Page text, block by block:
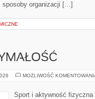
sposoby organizacji […]
MOŻLIWOŚĆ
Sport i aktywność